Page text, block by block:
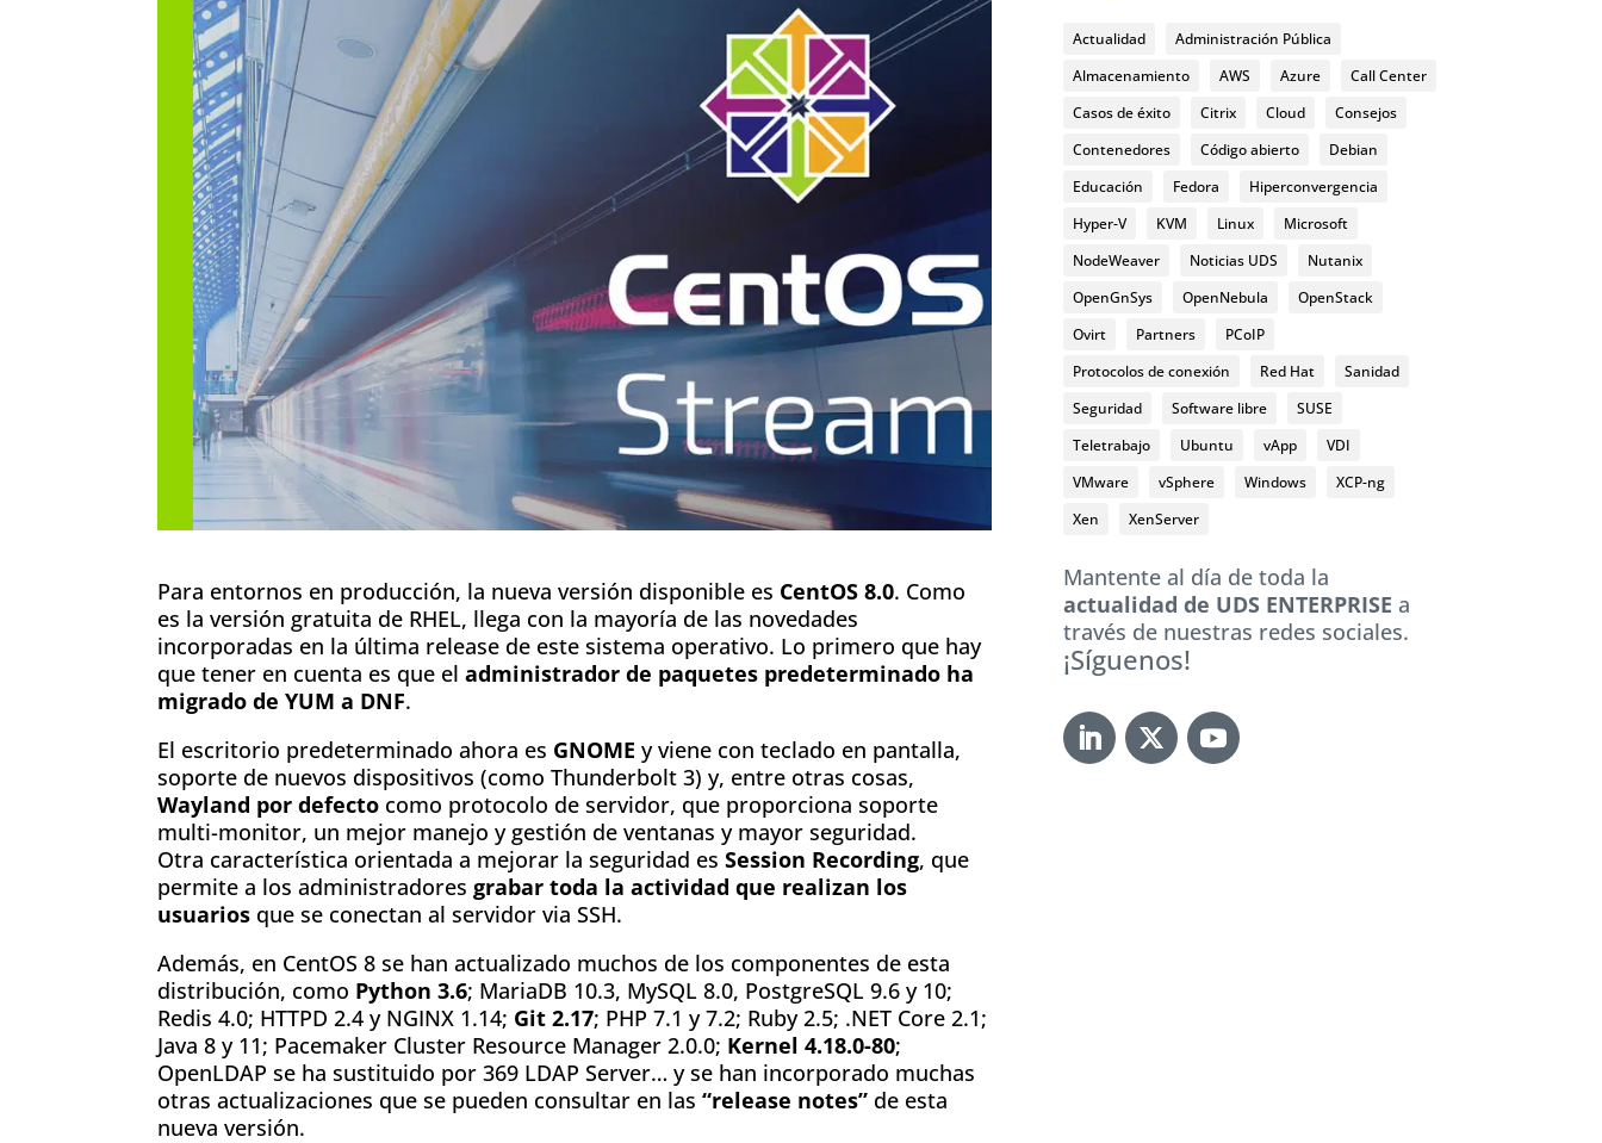
Para entornos en producción, la nueva versión disponible es CentOS 8.0. Como
es la versión gratuita de RHEL, llega con la mayoría de las novedades
incorporadas en la última release de este sistema operativo. Lo primero que hay
que tener en cuenta es que el administrador de paquetes predeterminado ha
migrado de YUM a DNF.
El escritorio predeterminado ahora es GNOME y viene con teclado en pantalla,
soporte de nuevos dispositivos (como Thunderbolt 3) y, entre otras cosas,
Wayland por defecto como protocolo de servidor, que proporciona soporte
multi-monitor, un mejor manejo y gestión de ventanas y mayor seguridad.
Otra característica orientada a mejorar la seguridad es Session Recording, que
permite a los administradores grabar toda la actividad que realizan los
usuarios que se conectan al servidor via SSH.
Además, en CentOS 8 se han actualizado muchos de los componentes de esta
distribución, como Python 3.6; MariaDB 10.3, MySQL 8.0, PostgreSQL 9.6 y 10;
Redis 4.0; HTTPD 2.4 y NGINX 1.14; Git 2.17; PHP 7.1 y 7.2; Ruby 2.5; .NET Core 2.1;
Java 8 y 11; Pacemaker Cluster Resource Manager 2.0.0; Kernel 4.18.0-80;
OpenLDAP se ha sustituido por 369 LDAP Server… y se han incorporado muchas
otras actualizaciones que se pueden consultar en las “release notes” de esta
nueva versión.
Actualidad
Administración Pública
Almacenamiento
AWS Azure
Call Center
Casos de éxito
Citrix Cloud
Consejos
Contenedores
Código abierto
Debian
Educación
Fedora
Hiperconvergencia
Hyper-V
KVM Linux
Microsoft
NodeWeaver
Noticias UDS
Nutanix
OpenGnSys
OpenNebula
OpenStack
Ovirt
Partners
PCoIP
Protocolos de conexión
Red Hat
Sanidad
Seguridad
Software libre
SUSE
Teletrabajo
Ubuntu vApp
VDI
VMware
vSphere Windows
XCP-ng
Xen
XenServer
Mantente al día de toda la
actualidad de UDS ENTERPRISE a
través de nuestras redes sociales.
¡Síguenos!